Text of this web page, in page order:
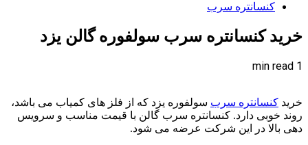
کنسانتره سرب
خرید کنسانتره سرب سولفوره گالن یزد
1 min read
خرید کنسانتره سرب سولفوره یزد که از فلز های کمیاب می باشد،
روند خوبی دارد. کنسانتره سرب گالن با قیمت مناسب و سرویس
دهی بالا در این شرکت عرضه می شود.